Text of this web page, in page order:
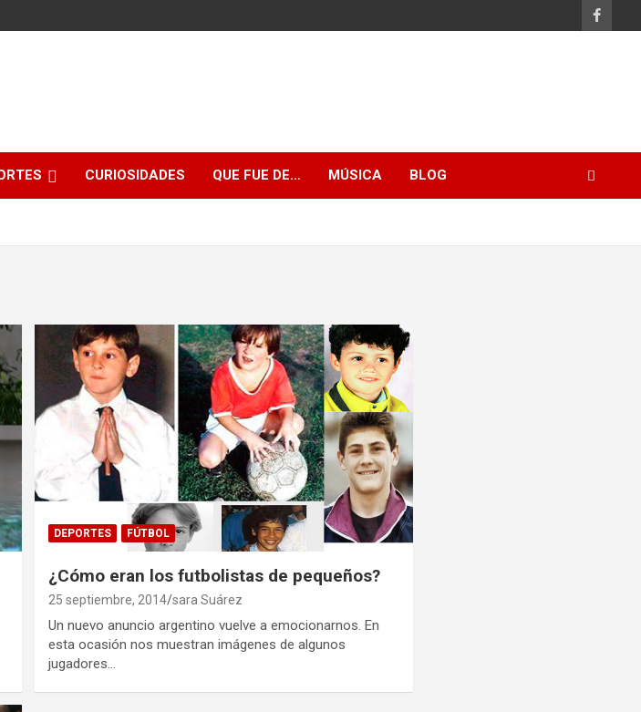
CURIOSIDADES QUE FUE DE… MÚSICA BLOG
DEPORTES FÚTBOL
¿Cómo eran los futbolistas de pequeños?
25 septiembre, 2014 sara Suárez
Un nuevo anuncio argentino vuelve a emocionarnos. En
esta ocasión nos muestran imágenes de algunos
jugadores…